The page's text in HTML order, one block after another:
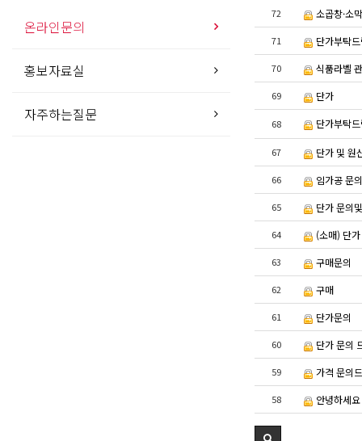
72 소곱창·소
71 단가부탁
70 식품라벨
69 단가
68 단가부탁
67 단가 및 원
66 임가공 문
65 단가 문의
64 (소매) 단
63 구매문의
62 구매
61 단가문의
60 단가 문의
59 가격 문의
58 안녕하세
온라인문의
홍보자료실
자주하는질문